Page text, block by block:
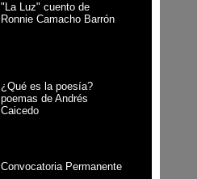
"La Luz" cuento de
Ronnie Camacho Barrón
¿Qué es la poesía?
poemas de Andrés
Caicedo
Convocatoria Permanente